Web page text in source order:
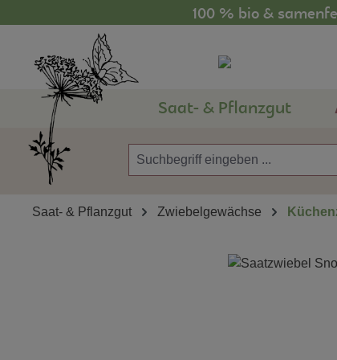
Zur Hauptnavigation springen100 % bio &
Saat- & Pflanzgut
Saat- & Pflanzgut Zwiebelgewächse